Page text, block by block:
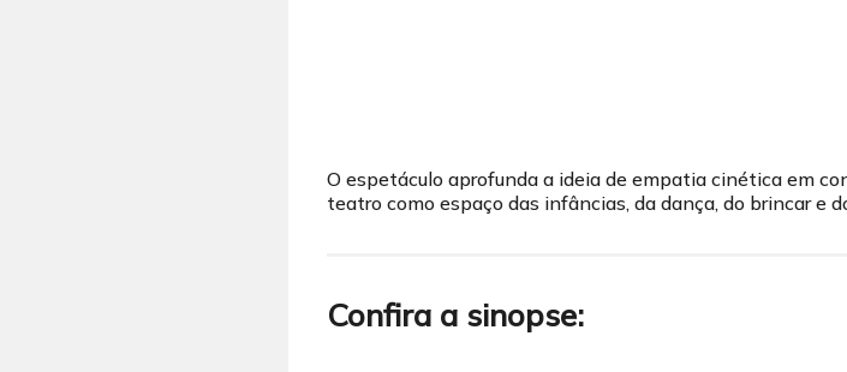
O espetáculo aprofunda a ideia de empatia cinética em
teatro como espaço das infâncias, da dança, do brincar e
Confira a sinopse: